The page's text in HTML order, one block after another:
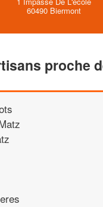
60490 Biermont
proche